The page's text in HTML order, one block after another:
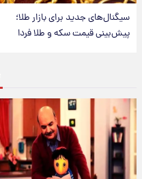
سیگنال‌های جدید برای بازار طلا؛
پیش‌بینی قیمت سکه و طلا فردا